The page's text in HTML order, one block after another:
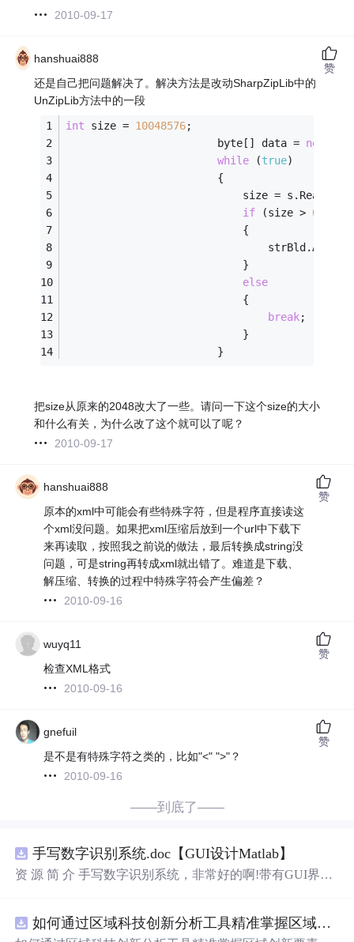
2010-09-17
hanshuai888
还是自己把问题解决了。解决方法是改动SharpZipLib中的
UnZipLib方法中的一段
int size = 10048576;
                        byte[] data =
new
while (true)
                        {
size =
if (size > 0
                            {
                            }
else
                            {
break;
                            }
                        }
把size从原来的2048改大了一些。请问一下这个size的大小
和什么有关，为什么改了这个就可以了呢？
2010-09-17
赞
hanshuai888
原本的xml中可能会有些特殊字符，但是程序直接读这
个xml没问题。如果把xml压缩后放到一个url中下载下
来再读取，按照我之前说的做法，最后转换成string没
问题，可是string再转成xml就出错了。难道是下载、
解压缩、转换的过程中特殊字符会产生偏差？
2010-09-16
赞
wuyq11
检查XML格式
2010-09-16
赞
gnefuil
是不是有特殊字符之类的，比如"<" ">"？
2010-09-16
赞
——到底了——
手写数字识别系统.doc【GUI设计Matlab】
资 源 简 介 手写数字识别系统，非常好的啊!带有GUI界
带有直观的图形用户界面（GUI），非常容易使用。你只
如何通过区域科技创新分析工具精准掌握区域创新要素分布与产业链融合现状？.docx